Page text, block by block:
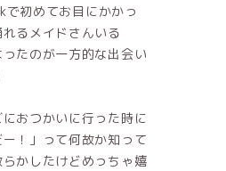
初めてお目にかかっ
るメイドさんいる
たのが一方的な出会い
おつかいに行った時に
ー！」って何故か知って
かしたけどめっちゃ嬉